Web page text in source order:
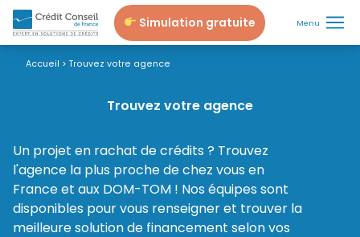
Simulation gratuite Menu
Accueil > Trouvez votre agence
Trouvez votre agence
Un projet en rachat de crédits ? Trouvez
l'agence la plus proche de chez vous en
France et aux DOM-TOM ! Nos équipes sont
disponibles pour vous renseigner et trouver la
meilleure solution de financement selon vos